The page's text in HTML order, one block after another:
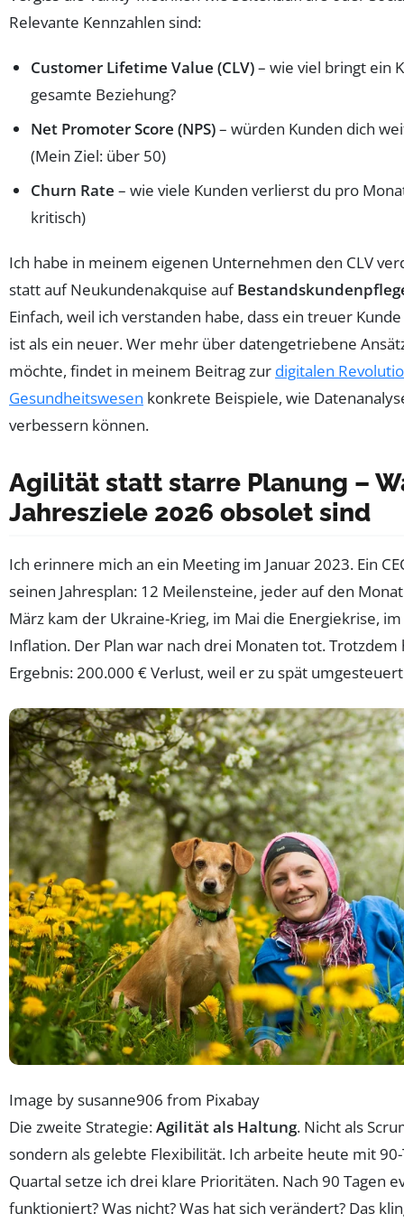
Relevante Kennzahlen sind:
Customer Lifetime Value (CLV)– wie viel bringt ein
gesamte Beziehung?
Net Promoter Score (NPS)– würden Kunden dich
(Mein Ziel: über 50)
Churn Rate – wie viele Kunden verlierst du pro
kritisch)
Ich habe in meinem eigenen Unternehmen den CLV
statt auf Neukundenakquise auf
Einfach, weil ich verstanden habe, dass ein treuer
ist als ein neuer. Wer mehr über datengetriebene
möchte, findet in meinem Beitrag zur digitalen
Gesundheitswesen konkrete Beispiele, wie
verbessern können.
Agilität statt starre Planung –
Jahresziele 2026 obsolet sind
Ich erinnere mich an ein Meeting im Januar 2023. Ein
seinen Jahresplan: 12 Meilensteine, jeder auf den
März kam der Ukraine-Krieg, im Mai die Energiekrise,
Inflation. Der Plan war nach drei Monaten tot.
Ergebnis: 200.000 € Verlust, weil er zu spät
Image by susanne906 from Pixabay
Die zweite Strategie:Agilität als Haltung. Nicht als
sondern als gelebte Flexibilität. Ich arbeite heute mit 90-
Quartal setze ich drei klare Prioritäten. Nach 90 Tagen
funktioniert? Was nicht? Was hat sich verändert? Das